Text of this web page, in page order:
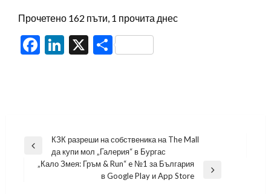
Прочетено 162 пъти, 1 прочита днес
Facebook
LinkedIn
X Share
Навигация
Previous
КЗК разреши на собственика на The Mall
да купи мол „Галерия“ в Бургас
„Кало Змея: Гръм & Run“ e №1 за България
в Google Play и App Store